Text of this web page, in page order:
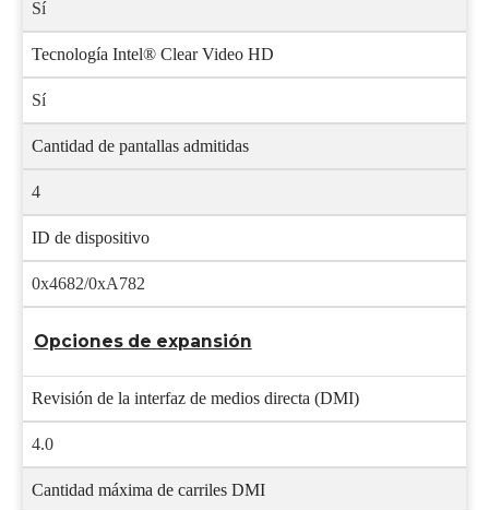
Sí
Tecnología Intel® Clear Video HD
Sí
Cantidad de pantallas admitidas
4
ID de dispositivo
0x4682/0xA782
Opciones de expansión
Revisión de la interfaz de medios directa (DMI)
4.0
Cantidad máxima de carriles DMI